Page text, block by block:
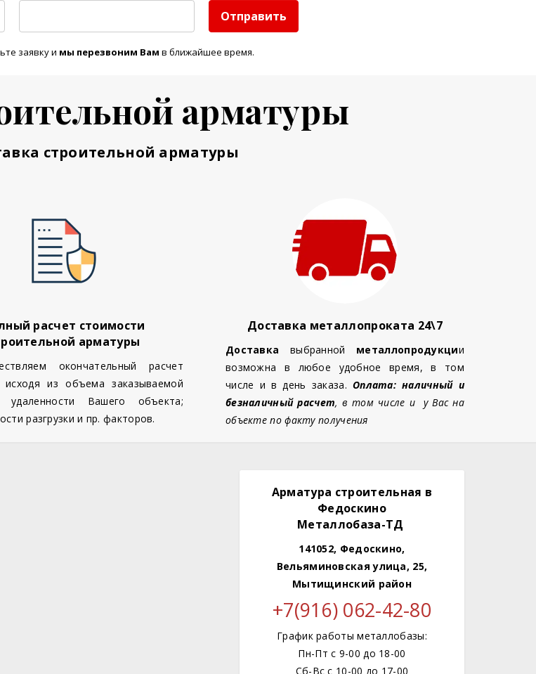
Отправить
заявку и мы перезвоним Вам в ближайшее время.
арматуры
строительной арматуры
расчет стоимости
арматуры
окончательный расчет
исходя из объема заказываемой
удаленности Вашего объекта;
разгрузки и пр. факторов.
Доставка металлопроката 24\7
Доставка выбранной металлопродукции
возможна в любое удобное время, в том
числе и в день заказа. Оплата: наличный и
безналичный расчет, в том числе и у Вас на
объекте по факту получения
Арматура строительная в
Федоскино
Металлобаза-ТД
141052, Федоскино,
Вельяминовская улица, 25,
Мытищинский район
+7(916) 062-42-80
График работы металлобазы:
Пн-Пт с 9-00 до 18-00
Сб-Вс с 10-00 до 17-00